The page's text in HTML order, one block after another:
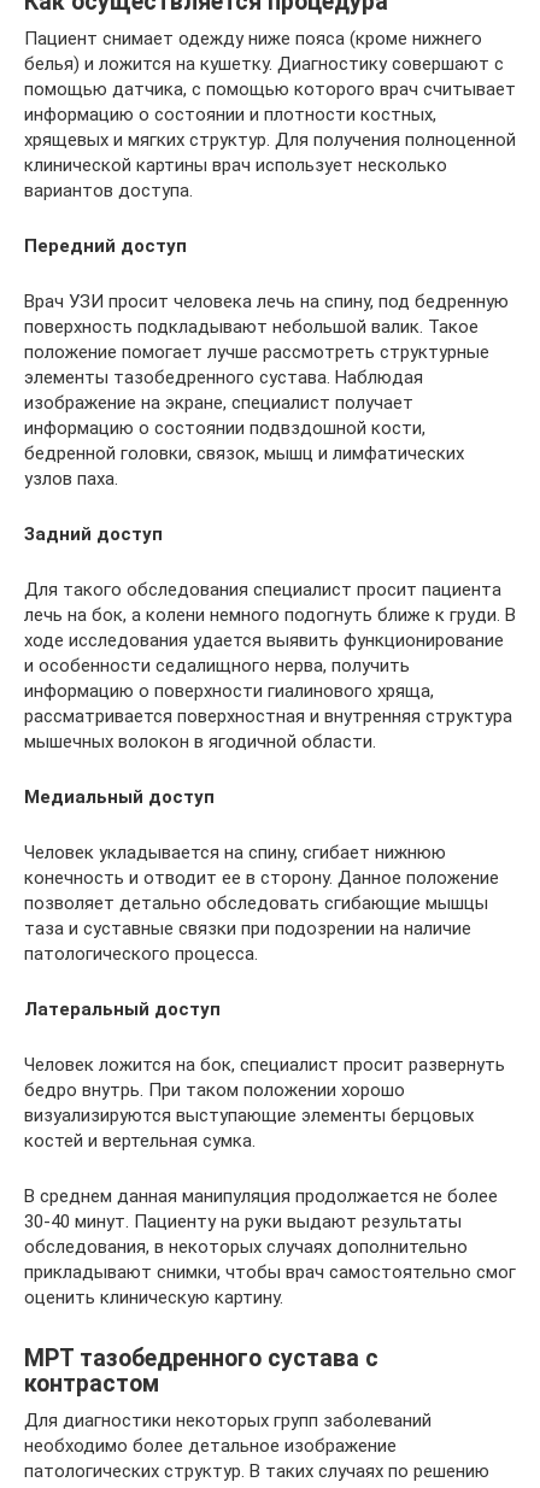
Пациент снимает одежду ниже пояса (кроме нижнего
белья) и ложится на кушетку. Диагностику совершают с
помощью датчика, с помощью которого врач считывает
информацию о состоянии и плотности костных,
хрящевых и мягких структур. Для получения полноценной
клинической картины врач использует несколько
вариантов доступа.
Передний доступ
Врач УЗИ просит человека лечь на спину, под бедренную
поверхность подкладывают небольшой валик. Такое
положение помогает лучше рассмотреть структурные
элементы тазобедренного сустава. Наблюдая
изображение на экране, специалист получает
информацию о состоянии подвздошной кости,
бедренной головки, связок, мышц и лимфатических
узлов паха.
Задний доступ
Для такого обследования специалист просит пациента
лечь на бок, а колени немного подогнуть ближе к груди. В
ходе исследования удается выявить функционирование
и особенности седалищного нерва, получить
информацию о поверхности гиалинового хряща,
рассматривается поверхностная и внутренняя структура
мышечных волокон в ягодичной области.
Медиальный доступ
Человек укладывается на спину, сгибает нижнюю
конечность и отводит ее в сторону. Данное положение
позволяет детально обследовать сгибающие мышцы
таза и суставные связки при подозрении на наличие
патологического процесса.
Латеральный доступ
Человек ложится на бок, специалист просит развернуть
бедро внутрь. При таком положении хорошо
визуализируются выступающие элементы берцовых
костей и вертельная сумка.
В среднем данная манипуляция продолжается не более
30-40 минут. Пациенту на руки выдают результаты
обследования, в некоторых случаях дополнительно
прикладывают снимки, чтобы врач самостоятельно смог
оценить клиническую картину.
МРТ тазобедренного сустава с
контрастом
Для диагностики некоторых групп заболеваний
необходимо более детальное изображение
патологических структур. В таких случаях по решению